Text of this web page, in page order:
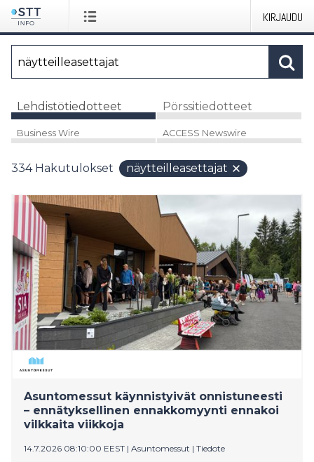
KIRJAUDU
Lehdistötiedotteet Pörssitiedotteet
Business Wire ACCESS Newswire
334 Hakutulokset näytteilleasettajat
Asuntomessut käynnistyivät onnistuneesti
– ennätyksellinen ennakkomyynti ennakoi
vilkkaita viikkoja
14.7.2026 08:10:00 EEST | Asuntomessut | Tiedote